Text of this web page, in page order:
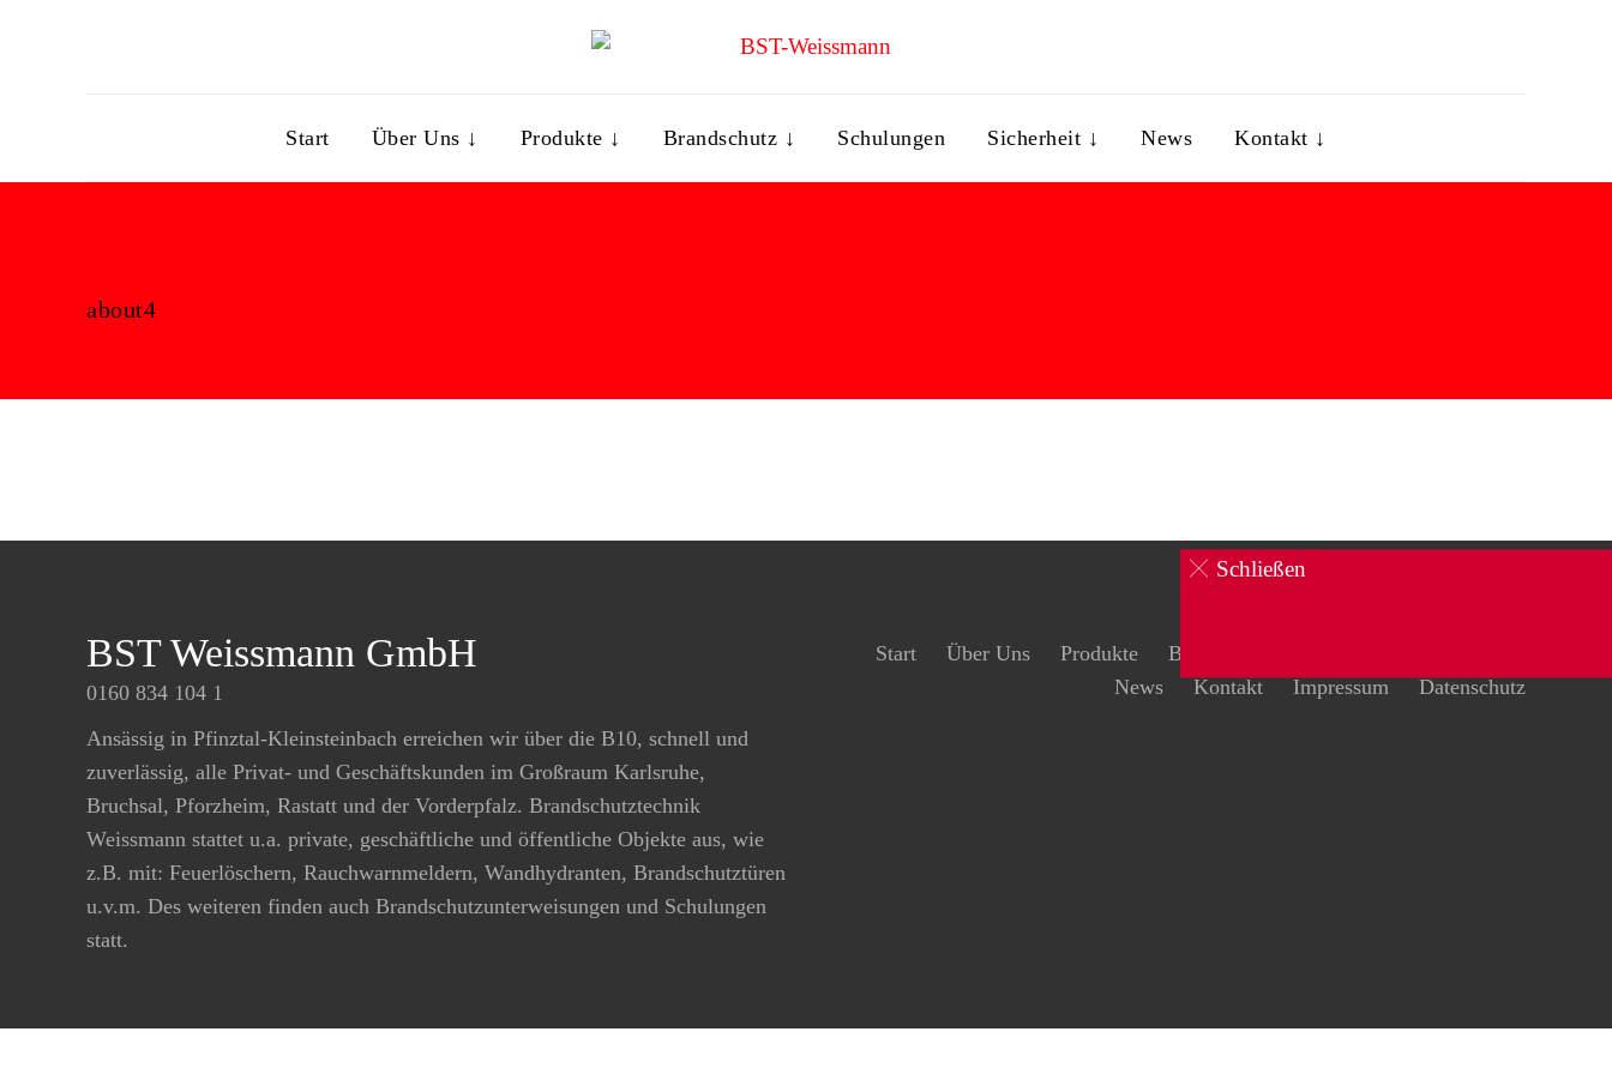
Start Über Uns ↓ Produkte ↓ Brandschutz ↓ Schulungen Sicherheit ↓ News Kontakt ↓
about4
BST Weissmann GmbH
0160 834 104 1
Ansässig in Pfinztal-Kleinsteinbach erreichen wir über die B10, schnell und
zuverlässig, alle Privat- und Geschäftskunden im Großraum Karlsruhe,
Bruchsal, Pforzheim, Rastatt und der Vorderpfalz. Brandschutztechnik
Weissmann stattet u.a. private, geschäftliche und öffentliche Objekte aus, wie
z.B. mit: Feuerlöschern, Rauchwarnmeldern, Wandhydranten, Brandschutztüren
u.v.m. Des weiteren finden auch Brandschutzunterweisungen und Schulungen
statt.
Start Über Uns Produkte Brandschutz
News
Kontakt Impressum Datenschutz
Schließen